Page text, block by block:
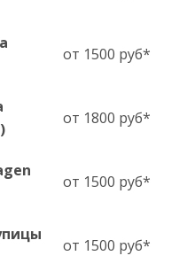
от 1500 руб*
от 1800 руб*
от 1500 руб*
от 1500 руб*